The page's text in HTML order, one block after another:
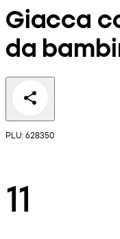
Giacca
da
PLU: 628350
11